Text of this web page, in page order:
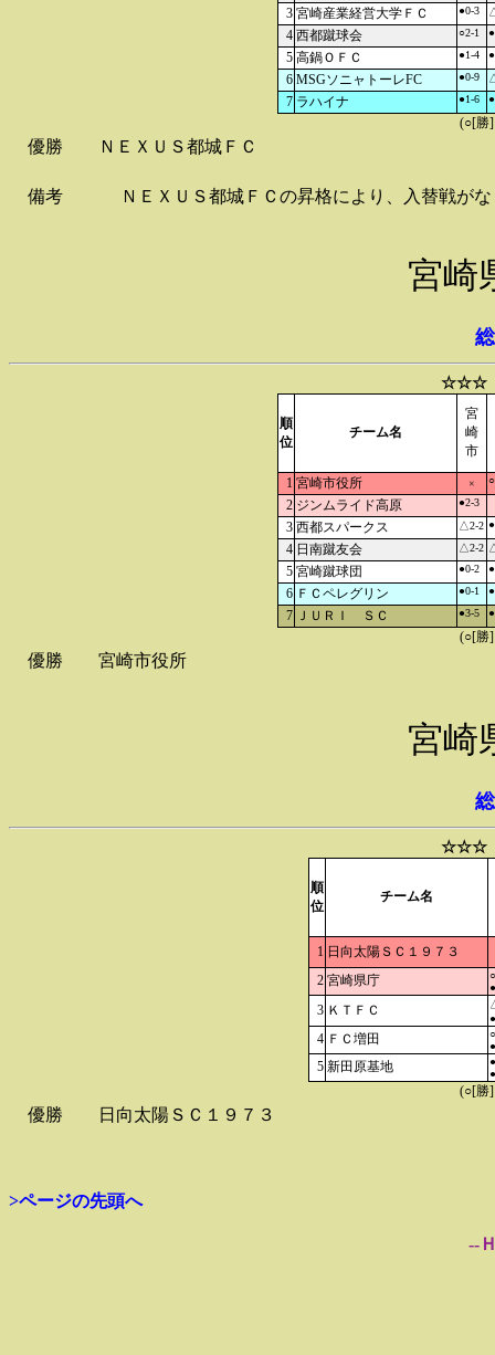
3 宮崎産業経営大学ＦＣ ●0-3
4 西都蹴球会 ○2-1
5 高鍋ＯＦＣ ●1-4
6 MSGソニャトーレFC ●0-9
7 ラハイナ ●1-6
(○[勝
優勝 ＮＥＸＵＳ都城ＦＣ
備考 ＮＥＸＵＳ都城ＦＣの昇格により、入替戦が
宮崎
☆☆☆
順
位
チーム名
宮
崎
市
1 宮崎市役所 ×
2 ジンムライド高原 ●2-3
3 西都スパークス △2-2
4 日南蹴友会 △2-2
5 宮崎蹴球団 ●0-2
6 ＦＣペレグリン ●0-1
7 ＪＵＲＩ ＳＣ ●3-5
(○[勝
優勝 宮崎市役所
宮崎
☆☆☆
順
位
チーム名
1 日向太陽ＳＣ１９７３
2 宮崎県庁
3 ＫＴＦＣ
4 ＦＣ増田
5 新田原基地
(○[勝
優勝 日向太陽ＳＣ１９７３
>ページの先頭へ
--